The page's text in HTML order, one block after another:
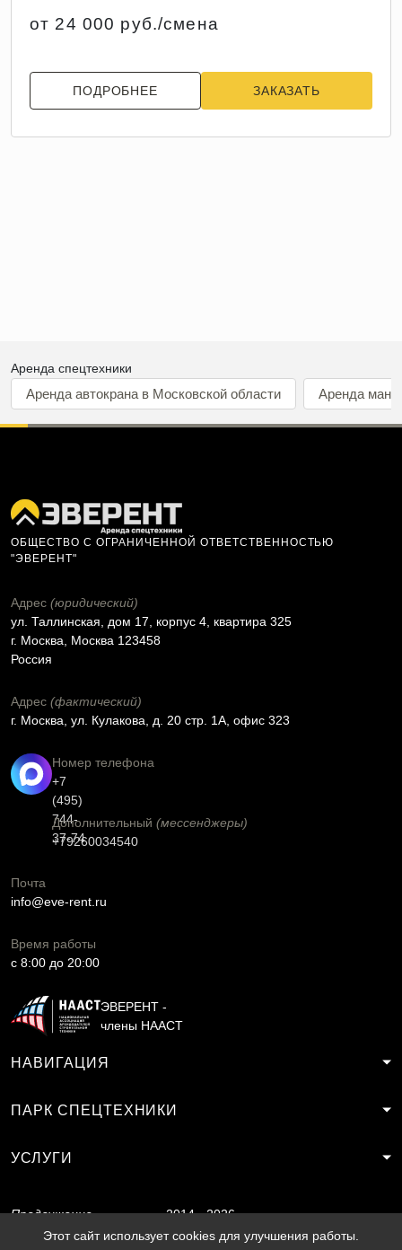
от 24 000 руб./смена
ПОДРОБНЕЕ ЗАКАЗАТЬ
Аренда спецтехники
Аренда автокрана в Московской области Аренда
ОБЩЕСТВО С ОГРАНИЧЕННОЙ ОТВЕТСТВЕННОСТЬЮ
"ЭВЕРЕНТ"
Адрес (юридический)
ул. Таллинская, дом 17, корпус 4, квартира 325
г. Москва, Москва 123458
Россия
Адрес (фактический)
г. Москва, ул. Кулакова, д. 20 стр. 1А, офис 323
Номер телефона
+7
(495)
744-
37-74
Дополнительный (мессенджеры)
+79260034540
Почта
info@eve-rent.ru
Время работы
c 8:00 до 20:00
ЭВЕРЕНТ -
члены НААСТ
НАВИГАЦИЯ
ПАРК СПЕЦТЕХНИКИ
УСЛУГИ
Продвижение
сайтаSF.RU
2014 - 2026
Этот сайт использует cookies для улучшения работы.